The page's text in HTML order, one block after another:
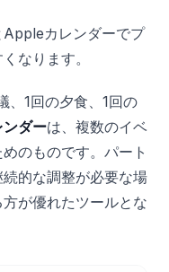
Appleカレンダーでプ
なります。
、1回の夕食、1回の
ダーは、複数のイベ
のものです。パート
的な調整が必要な場
が優れたツールとな